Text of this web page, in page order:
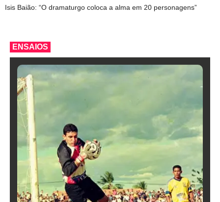
Isis Baião: “O dramaturgo coloca a alma em 20 personagens”
ENSAIOS